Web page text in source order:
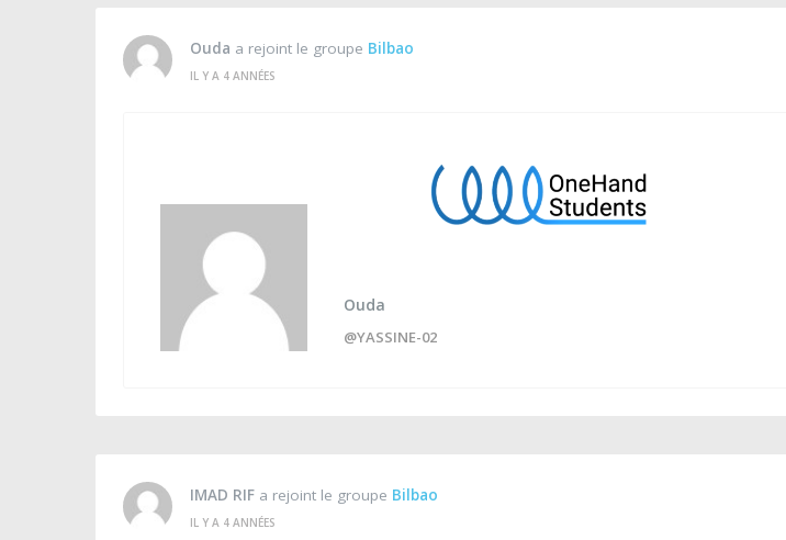
Ouda a rejoint le groupe Bilbao
IL Y A 4 ANNÉES
Ouda
@YASSINE-02
IMAD RIF a rejoint le groupe Bilbao
IL Y A 4 ANNÉES